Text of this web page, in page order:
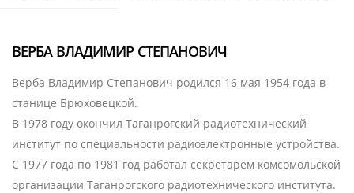
ВЕРБА ВЛАДИМИР СТЕПАНОВИЧ
Верба Владимир Степанович родился 16 мая 1954 года в
станице Брюховецкой.
В 1978 году окончил Таганрогский радиотехнический
институт по специальности радиоэлектронные устройства.
С 1977 года по 1981 год работал секретарем комсомольской
организации Таганрогского радиотехнического института.